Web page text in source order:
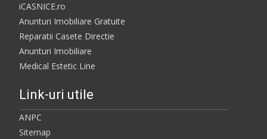
iCASNICE.ro
Anunturi Imobiliare Gratuite
Reparatii Casete Directie
Anunturi Imobiliare
Medical Estetic Line
Link-uri utile
ANPC
Sitemap